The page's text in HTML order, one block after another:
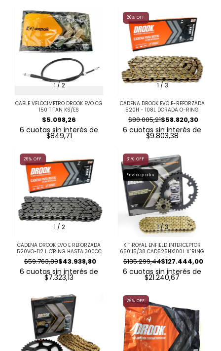
1/2
CABLE VELOCIMETRO DROOK EVO CG
150 TITAN KS/ES
$5.098,26
6 cuotas sin interés de
$849,71
1/3
26% OFF
CADENA DROOK EVO E-REFORZADA
520H - 108L DORADA O-RING
$58.820,30
$80.005,21
6 cuotas sin interés de
$9.803,38
1 / 2
26% OFF
CADENA DROOK EVO E REFORZADA
520VO-112 L O'RING HASTA 300CC
$43.938,80
$59.763,89
6 cuotas sin interés de
$7.323,13
1/3
31 % OFF
Envío gratis
KIT ROYAL ENFIELD INTERCEPTOR
650 15/38 CAD525HX100L X´RING
$127.444,00
$185.299,44
6 cuotas sin interés de
$21.240,67
26%OFF